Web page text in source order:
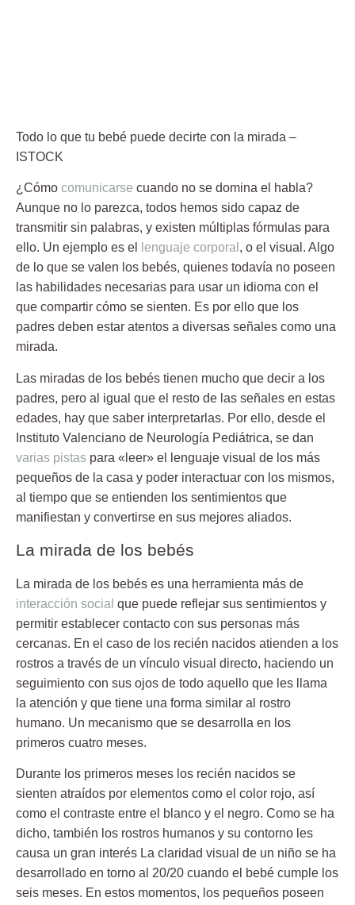
Todo lo que tu bebé puede decirte con la mirada –
ISTOCK
¿Cómo comunicarse cuando no se domina el habla?
Aunque no lo parezca, todos hemos sido capaz de
transmitir sin palabras, y existen múltiplas fórmulas para
ello. Un ejemplo es el
lenguaje corporal , o el visual. Algo
de lo que se valen los bebés, quienes todavía no poseen
las habilidades necesarias para usar un idioma con el
que compartir cómo se sienten. Es por ello que los
padres deben estar atentos a diversas señales como una
mirada.
Las miradas de los bebés tienen mucho que decir a los
padres, pero al igual que el resto de las señales en estas
edades, hay que saber interpretarlas. Por ello, desde el
Instituto Valenciano de Neurología Pediátrica, se dan
varias pistas para «leer» el lenguaje visual de los más
pequeños de la casa y poder interactuar con los mismos,
al tiempo que se entienden los sentimientos que
manifiestan y convertirse en sus mejores aliados.
La mirada de los bebés
La mirada de los bebés es una herramienta más de
interacción social que puede reflejar sus sentimientos y
permitir establecer contacto con sus personas más
cercanas. En el caso de los recién nacidos atienden a los
rostros a través de un vínculo visual directo, haciendo un
seguimiento con sus ojos de todo aquello que les llama
la atención y que tiene una forma similar al rostro
humano. Un mecanismo que se desarrolla en los
primeros cuatro meses.
Durante los primeros meses los recién nacidos se
sienten atraídos por elementos como el color rojo, así
como el contraste entre el blanco y el negro. Como se ha
dicho, también los rostros humanos y su contorno les
causa un gran interés La claridad visual de un niño se ha
desarrollado en torno al 20/20 cuando el bebé cumple los
seis meses. En estos momentos, los pequeños poseen